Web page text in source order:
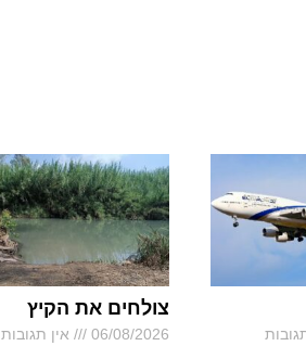
צולחים את הקיץ
06/08/2026 אין תגובות